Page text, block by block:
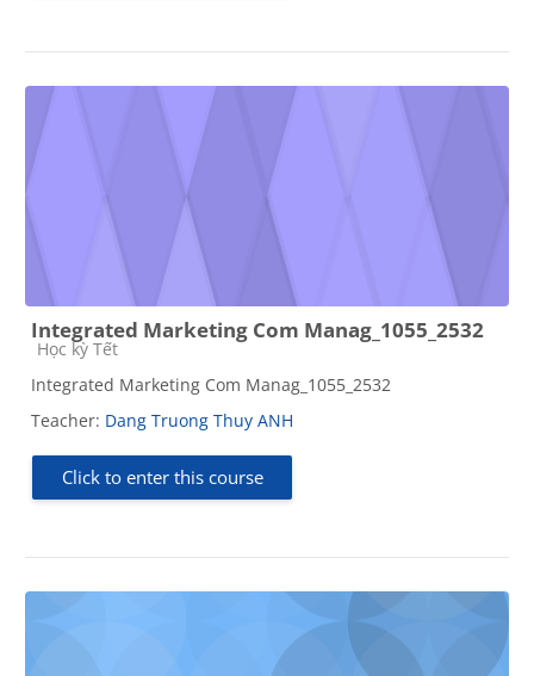
Integrated Marketing Com Manag_1055_2532
Course category
Học kỳ Tết
Integrated Marketing Com Manag_1055_2532
Teacher: Dang Truong Thuy ANH
Click to enter this course